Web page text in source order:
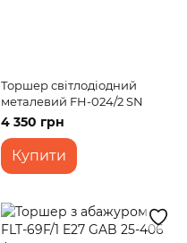
Торшер світлодіодний
металевий FH-024/2 SN
4 350 грн
Купити